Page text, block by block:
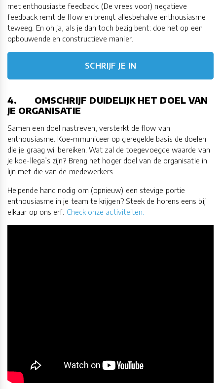
met enthousiaste feedback. (De vrees voor) negatieve
feedback remt de flow en brengt allesbehalve enthousiasme
teweeg. En oh ja, als je dan toch bezig bent: doe het op een
opbouwende en constructieve manier.
SCHRIJF JE IN
4. OMSCHRIJF DUIDELIJK HET DOEL VAN
JE ORGANISATIE
Samen een doel nastreven, versterkt de flow van
enthousiasme. Koe-mmuniceer op geregelde basis de doelen
die je graag wil bereiken. Wat zal de toegevoegde waarde van
je koe-llega’s zijn? Breng het hoger doel van de organisatie in
lijn met die van de medewerkers.
Helpende hand nodig om (opnieuw) een stevige portie
enthousiasme in je team te krijgen? Steek de horens eens bij
elkaar op ons erf. Check onze activiteiten.